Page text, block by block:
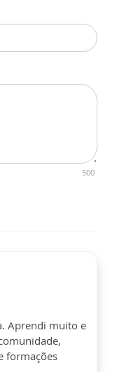
500
Aprendi muito e
formações